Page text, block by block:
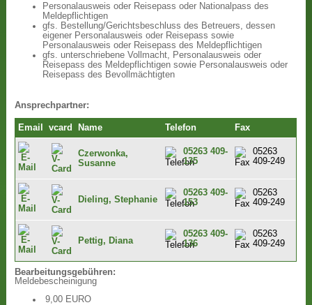
Personalausweis oder Reisepass oder Nationalpass des
Meldepflichtigen
gfs. Bestellung/Gerichtsbeschluss des Betreuers, dessen
eigener Personalausweis oder Reisepass sowie
Personalausweis oder Reisepass des Meldepflichtigen
gfs. unterschriebene Vollmacht, Personalausweis oder
Reisepass des Meldepflichtigen sowie Personalausweis oder
Reisepass des Bevollmächtigten
Ansprechpartner:
Email vcard Name Telefon Fax
Czerwonka,
Susanne
05263 409-
135
05263
409-249
Dieling, Stephanie
05263 409-
153
05263
409-249
Pettig, Diana
05263 409-
136
05263
409-249
Bearbeitungsgebühren:
Meldebescheinigung
9,00 EURO